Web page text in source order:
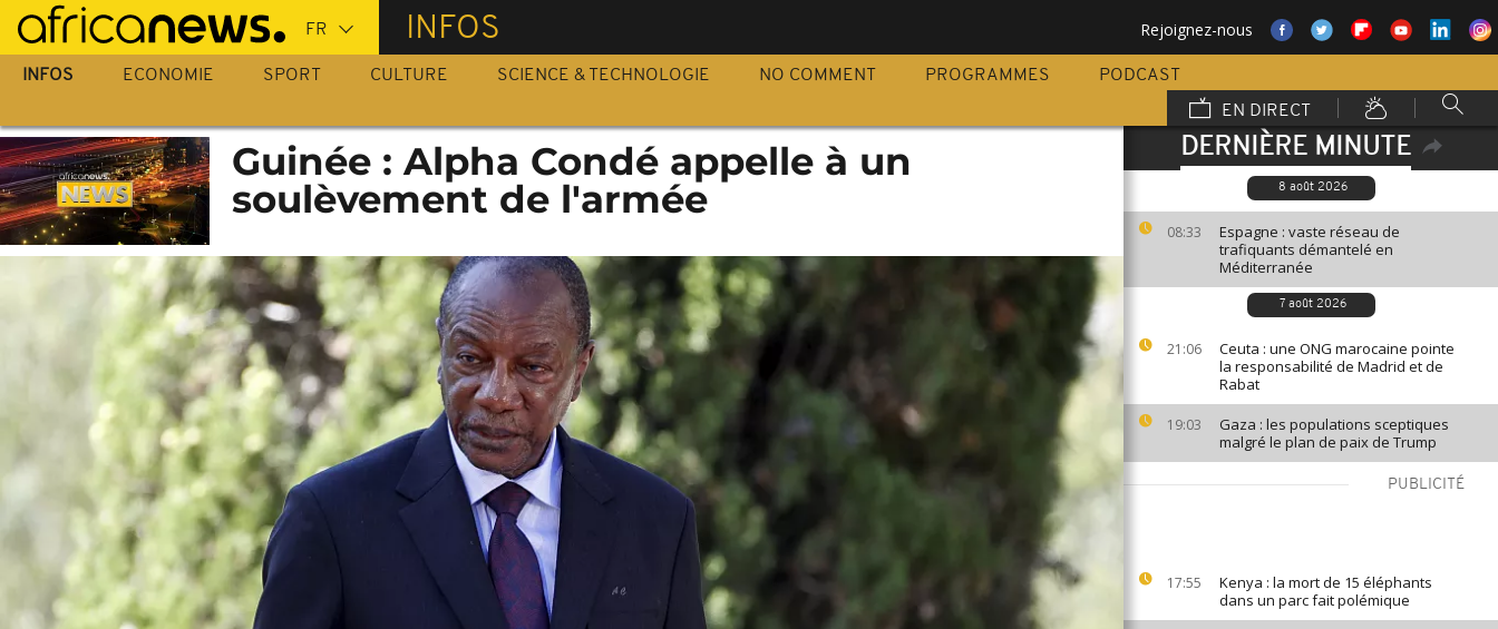
Passer
au
contenu
INFOS Rejoignez-nous
INFOS ECONOMIE SPORT CULTURE SCIENCE & TECHNOLOGIE NO COMMENT PROGRAMMES
PODCAST
EN DIRECT
DERNIÈRE MINUTE
8 août 2026
08:33
Espagne : vaste réseau de
trafiquants démantelé en
Méditerranée
7 août 2026
21:06
Ceuta : une ONG marocaine pointe
la responsabilité de Madrid et de
Rabat
19:03
Gaza : les populations sceptiques
malgré le plan de paix de Trump
PUBLICITÉ
17:55
Kenya : la mort de 15 éléphants
dans un parc fait polémique
Guinée : Alpha Condé appelle à un
soulèvement de l'armée